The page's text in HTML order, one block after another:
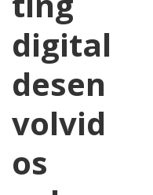
digital
desen
volvid
os